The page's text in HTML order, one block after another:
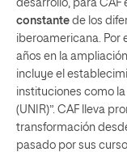
desarrollo, para
constante de los
iberoamericana. Por
años en la
incluye el
instituciones como
(UNIR)”. CAF lleva
transformación
pasado por sus